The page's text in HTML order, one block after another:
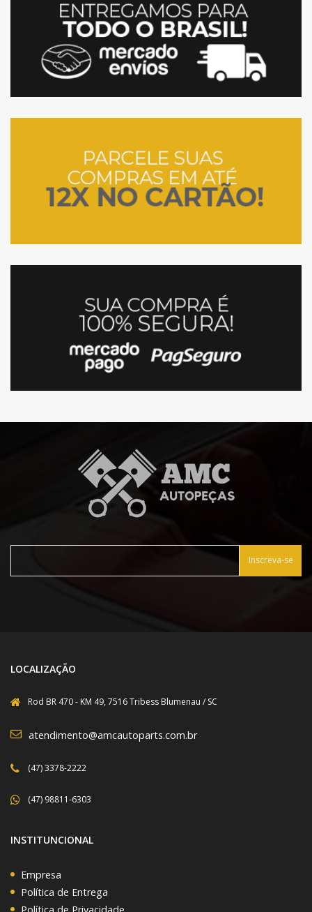
Inscreva-se
LOCALIZAÇÃO
Rod BR 470 - KM 49, 7516 Tribess Blumenau / SC
atendimento@amcautoparts.com.br
(47) 3378-2222
(47) 98811-6303
INSTITUNCIONAL
Empresa
Política de Entrega